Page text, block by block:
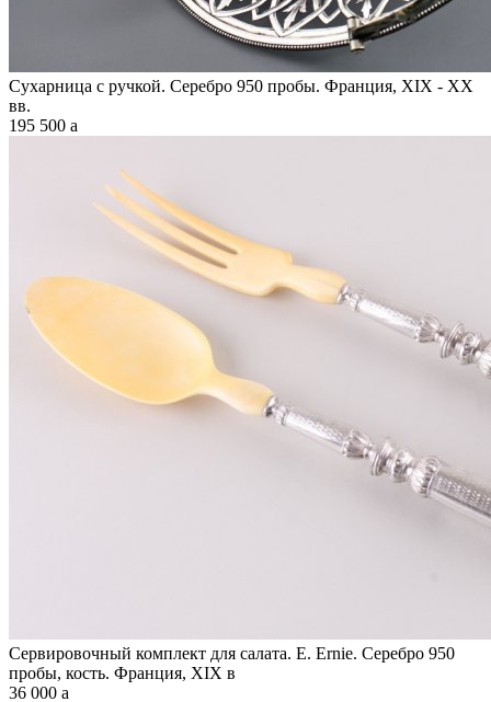
Сухарница с ручкой. Серебро 950 пробы. Франция, XIX - XX
вв.
195 500 a
Сервировочный комплект для салата. E. Ernie. Серебро 950
пробы, кость. Франция, XIX в
36 000 a